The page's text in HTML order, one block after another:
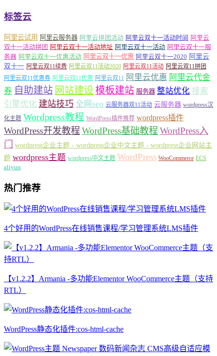
标签云
阿里云试用 阿里云服务器 阿里云拼团活动 阿里云双十一活动时间 阿里云
双十一活动拼团 阿里云双十一活动地址 阿里云双十一活动 阿里云双十一服
务器 阿里云双十一优惠活动 阿里云双十一优惠 阿里云双十一2020 阿里云
双十一 阿里云双11续费 阿里云双11活动2020 阿里云双11活动 阿里云双11拼团
阿里云双11优惠券 阿里云双11优惠 阿里云双11 阿里云优惠 阿里云代金
券 自助建站 网站建设 模板建站 服务器 整站优化 搜索
引擎优化 建站技巧 全网seo 云服务器双11活动 云服务器 wordpress汉
化主题 Wordpress教程 WordPress插件推荐 wordpress插件
WordPress开发教程WordPress基础教程WordPress入
门
wordpress企业主题 - wordpress企业中文主题 - wordpress企业网站主
题 wordpress主题 wordpress中文主题 WordPress WooCommerce ECS
aliyun
热门推荐
4个好用的WordPress在线销售课程/学习管理系统LMS插件
【v1.2.2】Armania -多功能Elementor WooCommerce主题（支持
RTL）
WordPress静态化插件:cos-html-cache